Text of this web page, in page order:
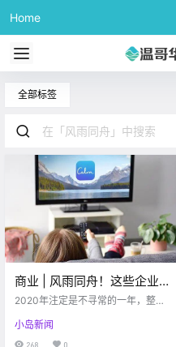
Home
全部标签
商业 | 风雨同舟！这些企业
在疫情的暴风雨中为社会撑
2020年注定是不寻常的一年，整个
着，社会和经济极其不稳定。 在这
个特殊的时期，加拿大的众多企业
小岛新闻
268 0